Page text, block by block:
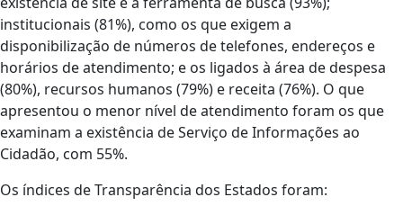
institucionais (81%), como os que exigem a
disponibilização de números de telefones, endereços e
horários de atendimento; e os ligados à área de despesa
(80%), recursos humanos (79%) e receita (76%). O que
apresentou o menor nível de atendimento foram os que
examinam a existência de Serviço de Informações ao
Cidadão, com 55%.
Os índices de Transparência dos Estados foram: